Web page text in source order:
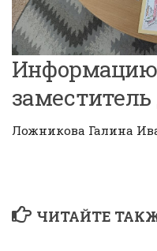
Информацию
Ложникова Галина
ЧИТАЙТЕ